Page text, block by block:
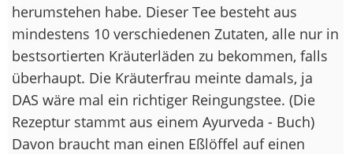
herumstehen habe. Dieser Tee besteht aus
mindestens 10 verschiedenen Zutaten, alle nur in
bestsortierten Kräuterläden zu bekommen, falls
überhaupt. Die Kräuterfrau meinte damals, ja
DAS wäre mal ein richtiger Reingungstee. (Die
Rezeptur stammt aus einem Ayurveda - Buch)
Davon braucht man einen Eßlöffel auf einen